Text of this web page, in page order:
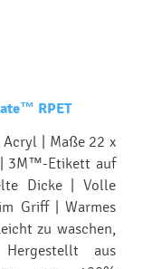
RPET
| Maße 22 x
3M™-Etikett auf
Dicke | Volle
Griff | Warmes
zu waschen,
aus